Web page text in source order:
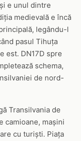
e unul dintre
medievală e încă
legându-l
pasul Tihuța
est. DN17D spre
schema,
de nord-
Transilvania de
camioane, mașini
cu turiști. Piața